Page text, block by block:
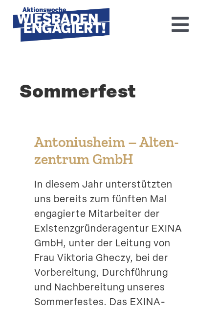
content
Aktions­woche 2026
Dokumen­tation 2025
Kontakt
Suche
Sommerfest
Antoni­usheim – Alten­
zentrum GmbH
In diesem Jahr unter­stützten
uns bereits zum fünften Mal
engagierte Mitar­beiter der
Existenz­grün­der­agentur EXINA
GmbH, unter der Leitung von
Frau Viktoria Gheczy, bei der
Vorbe­reitung, Durch­führung
und Nachbe­reitung unseres
Sommer­festes. Das EXINA-